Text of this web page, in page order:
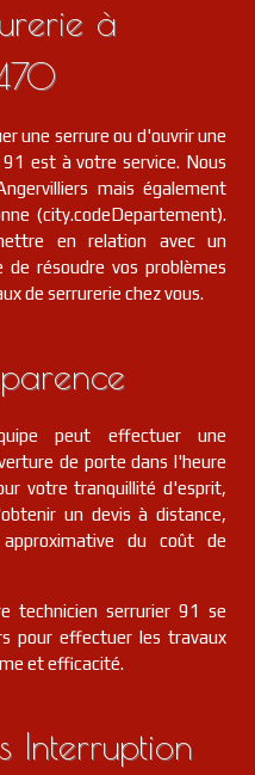
FR 91140
à
une serrure ou d'ouvrir une
est à votre service. Nous
mais également
(city.codeDepartement).
en relation avec un
de résoudre vos problèmes
de serrurerie chez vous.
peut effectuer une
de porte dans l'heure
votre tranquillité d'esprit,
un devis à distance,
du coût de
technicien serrurier 91 se
pour effectuer les travaux
et efficacité.
Interruption